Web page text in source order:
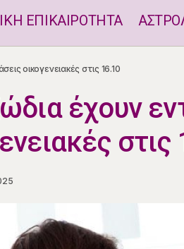
ΕΠΙΚΑΙΡΟΤΗΤΑ
οικογενειακές στις 16.10
έχουν